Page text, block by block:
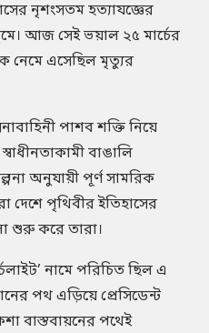
নৃশংসতম হত্যাযজ্ঞের
আজ সেই ভয়াল ২৫ মার্চের
নেমে এসেছিল মৃত্যুর
পাশব শক্তি নিয়ে
বাঙালি
অনুযায়ী পূর্ণ সামরিক
দেশে পৃথিবীর ইতিহাসের
শুরু করে তারা।
নামে পরিচিত ছিল এ
পথ এড়িয়ে প্রেসিডেন্ট
বাস্তবায়নের পথেই